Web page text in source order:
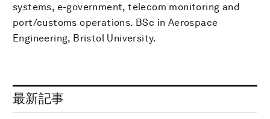
systems, e-government, telecom monitoring and
port/customs operations. BSc in Aerospace
Engineering, Bristol University.
最新記事